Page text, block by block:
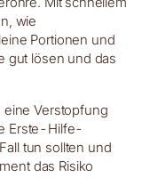
wie
Portionen und
gut lösen und das
eine Verstopfung
Erste-Hilfe-
tun sollten und
das Risiko